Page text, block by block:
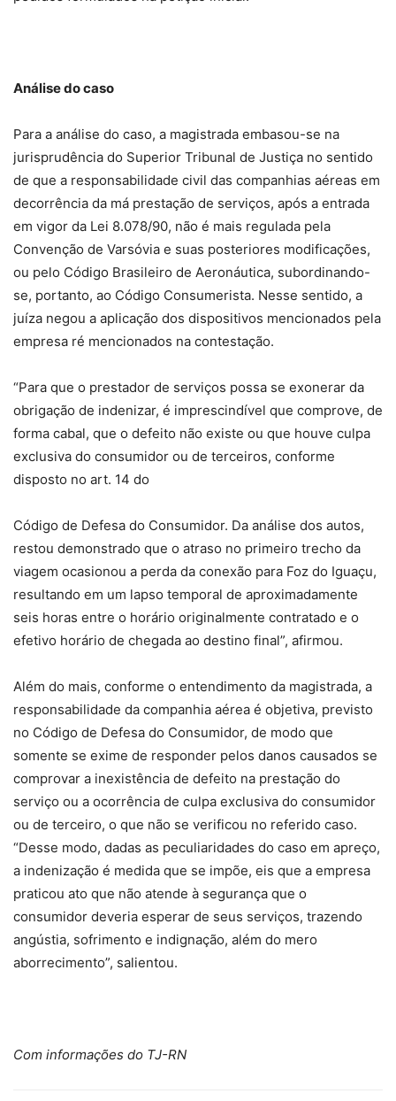
Análise do caso
Para a análise do caso, a magistrada embasou-se na
jurisprudência do Superior Tribunal de Justiça no sentido
de que a responsabilidade civil das companhias aéreas em
decorrência da má prestação de serviços, após a entrada
em vigor da Lei 8.078/90, não é mais regulada pela
Convenção de Varsóvia e suas posteriores modificações,
ou pelo Código Brasileiro de Aeronáutica, subordinando-
se, portanto, ao Código Consumerista. Nesse sentido, a
juíza negou a aplicação dos dispositivos mencionados pela
empresa ré mencionados na contestação.
“Para que o prestador de serviços possa se exonerar da
obrigação de indenizar, é imprescindível que comprove, de
forma cabal, que o defeito não existe ou que houve culpa
exclusiva do consumidor ou de terceiros, conforme
disposto no art. 14 do
Código de Defesa do Consumidor. Da análise dos autos,
restou demonstrado que o atraso no primeiro trecho da
viagem ocasionou a perda da conexão para Foz do Iguaçu,
resultando em um lapso temporal de aproximadamente
seis horas entre o horário originalmente contratado e o
efetivo horário de chegada ao destino final”, afirmou.
Além do mais, conforme o entendimento da magistrada, a
responsabilidade da companhia aérea é objetiva, previsto
no Código de Defesa do Consumidor, de modo que
somente se exime de responder pelos danos causados se
comprovar a inexistência de defeito na prestação do
serviço ou a ocorrência de culpa exclusiva do consumidor
ou de terceiro, o que não se verificou no referido caso.
“Desse modo, dadas as peculiaridades do caso em apreço,
a indenização é medida que se impõe, eis que a empresa
praticou ato que não atende à segurança que o
consumidor deveria esperar de seus serviços, trazendo
angústia, sofrimento e indignação, além do mero
aborrecimento”, salientou.
Com informações do TJ-RN